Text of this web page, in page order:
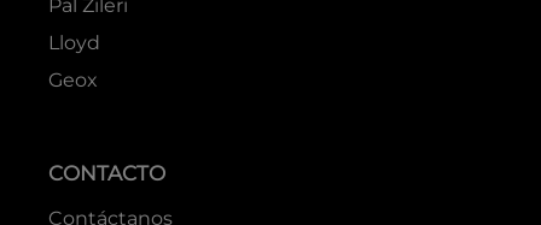
Pal Zileri
Lloyd
Geox
CONTACTO
Contáctanos